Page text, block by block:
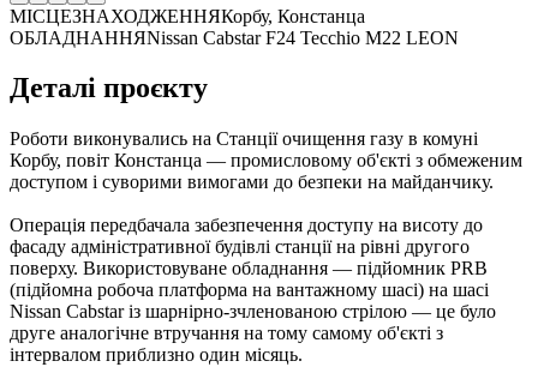
МІСЦЕЗНАХОДЖЕННЯКорбу, Констанца
ОБЛАДНАННЯNissan Cabstar F24 Tecchio M22 LEON
Деталі проєкту
Роботи виконувались на Станції очищення газу в комуні
Корбу, повіт Констанца — промисловому об'єкті з обмеженим
доступом і суворими вимогами до безпеки на майданчику.
Операція передбачала забезпечення доступу на висоту до
фасаду адміністративної будівлі станції на рівні другого
поверху. Використовуване обладнання — підйомник PRB
(підйомна робоча платформа на вантажному шасі) на шасі
Nissan Cabstar із шарнірно-зчленованою стрілою — це було
друге аналогічне втручання на тому самому об'єкті з
інтервалом приблизно один місяць.